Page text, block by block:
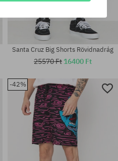
Elérhető méretek:
28; 30; 32
Santa Cruz Big Shorts Rövidnadrág
25570 Ft 16400 Ft
-42%